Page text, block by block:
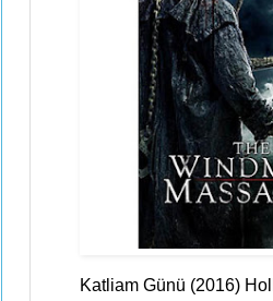
Katliam Günü (2016)